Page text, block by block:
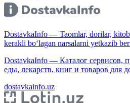
DostavkaInfo — Taomlar, dorilar,
kerakli bo‘lagan narsalarni yetkazib
DostavkaInfo — Каталог сервисов,
еды, лекарств, книг и товаров для
dostavkainfo.uz